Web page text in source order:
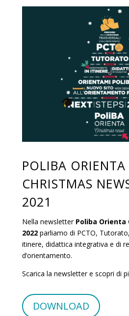
POLIBA
CHRISTMAS
2021
Nella newsletter Poliba Orienta
2022parliamo di PCTO,
itinere, didattica integrativa e di
d’orientamento.
Scarica la newsletter e scopri di
DOWNLOAD